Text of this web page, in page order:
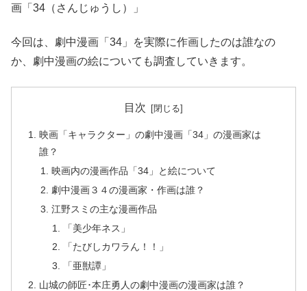
画「34（さんじゅうし）」
今回は、劇中漫画「34」を実際に作画したのは誰なの
か、劇中漫画の絵についても調査していきます。
目次
映画「キャラクター」の劇中漫画「34」の漫画家は
誰？
映画内の漫画作品「34」と絵について
劇中漫画３４の漫画家・作画は誰？
江野スミの主な漫画作品
「美少年ネス」
「たびしカワラん！！」
「亜獣譚」
山城の師匠･本庄勇人の劇中漫画の漫画家は誰？